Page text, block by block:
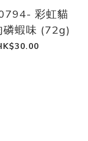
彩虹貓
磷蝦味 (72g)